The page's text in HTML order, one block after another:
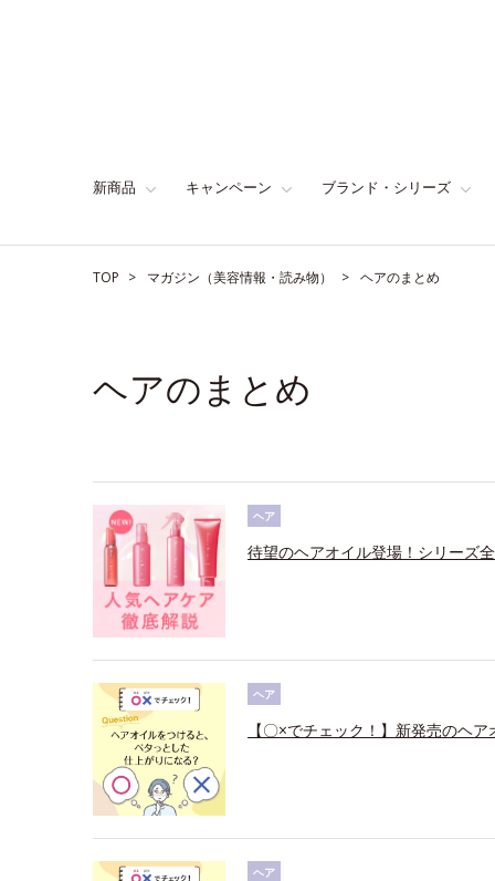
新商品 キャンペーン ブランド・シリーズ
TOP マガジン（美容情報・読み物） ヘアのまとめ
ヘアのまとめ
ヘア
待望のヘアオイル登場！シリーズ
ヘア
【〇×でチェック！】新発売のヘ
ヘア